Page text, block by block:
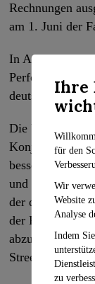
Rechnungen
am 1. Juni der
In Asien setzte
Performance
deutsche DAX
Die US-Aktien
besser als
und
der drohenden
der Federal
abzuwarten,
Street in den
Ihre
für den
Wir
Website
Analyse
Indem
zu